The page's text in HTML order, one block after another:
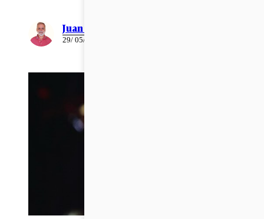
Juan Pablo Ernst
29/ 05/ 2026